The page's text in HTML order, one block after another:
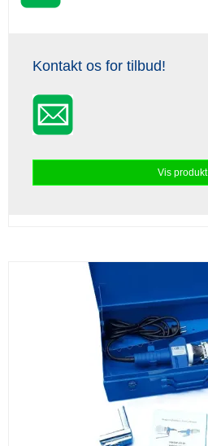
Kontakt os for tilbud!
Vis produkt